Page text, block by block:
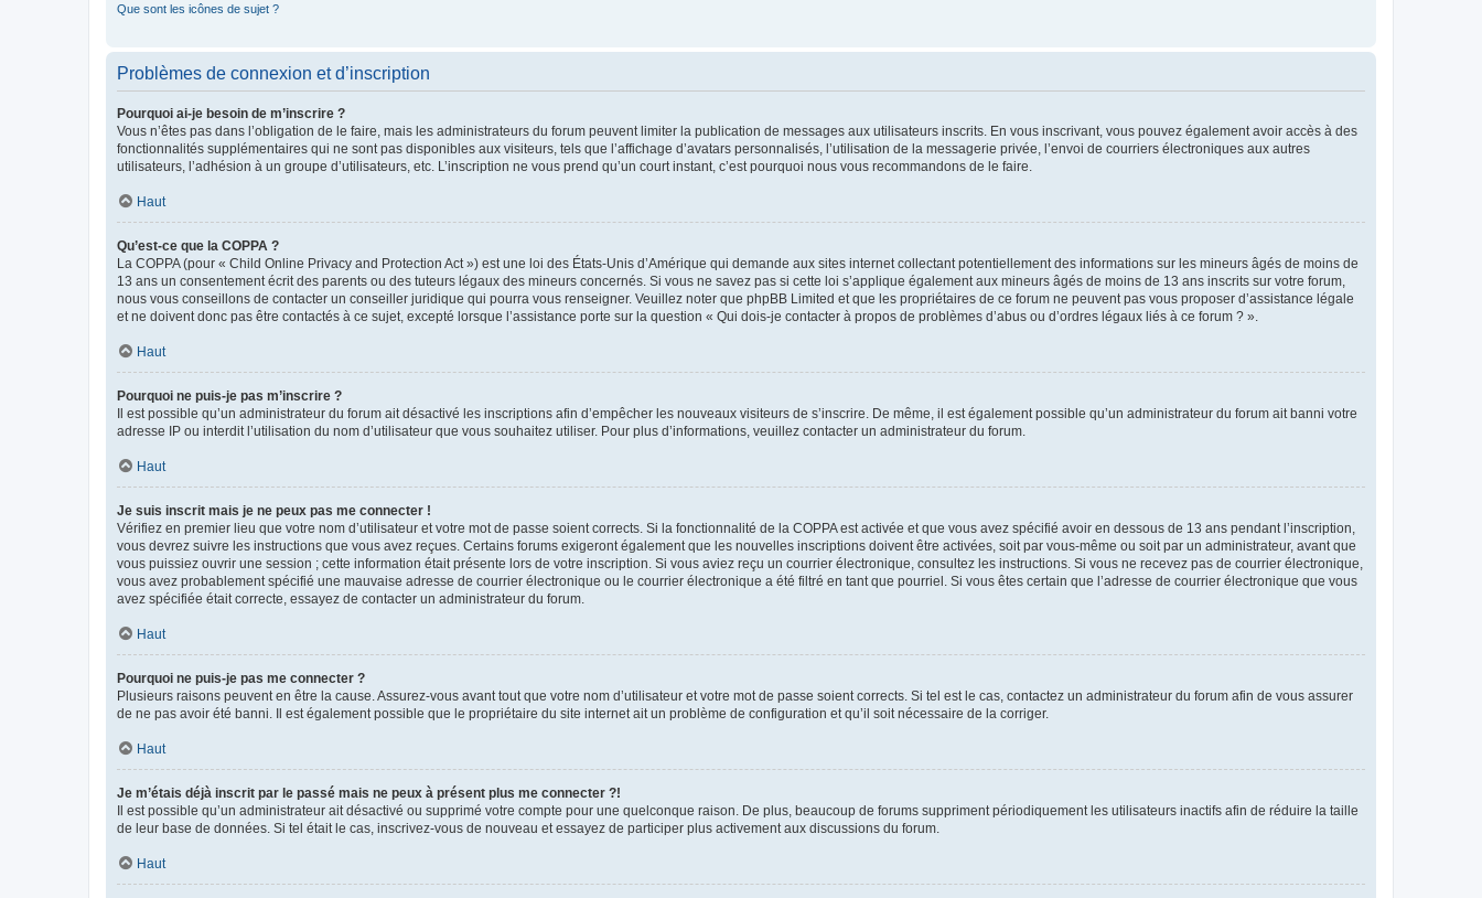
Que sont les icônes de sujet ?
Problèmes de connexion et d’inscription
Pourquoi ai-je besoin de m’inscrire ?
Vous n’êtes pas dans l’obligation de le faire, mais les administrateurs du forum peuvent limiter la publication de messages aux utilisateurs inscrits. En vous inscrivant, vous pouvez également avoir accès à des
fonctionnalités supplémentaires qui ne sont pas disponibles aux visiteurs, tels que l’affichage d’avatars personnalisés, l’utilisation de la messagerie privée, l’envoi de courriers électroniques aux autres
utilisateurs, l’adhésion à un groupe d’utilisateurs, etc. L’inscription ne vous prend qu’un court instant, c’est pourquoi nous vous recommandons de le faire.
Haut
Qu’est-ce que la COPPA ?
La COPPA (pour « Child Online Privacy and Protection Act ») est une loi des États-Unis d’Amérique qui demande aux sites internet collectant potentiellement des informations sur les mineurs âgés de moins de
13 ans un consentement écrit des parents ou des tuteurs légaux des mineurs concernés. Si vous ne savez pas si cette loi s’applique également aux mineurs âgés de moins de 13 ans inscrits sur votre forum,
nous vous conseillons de contacter un conseiller juridique qui pourra vous renseigner. Veuillez noter que phpBB Limited et que les propriétaires de ce forum ne peuvent pas vous proposer d’assistance légale
et ne doivent donc pas être contactés à ce sujet, excepté lorsque l’assistance porte sur la question « Qui dois-je contacter à propos de problèmes d’abus ou d’ordres légaux liés à ce forum ? ».
Haut
Pourquoi ne puis-je pas m’inscrire ?
Il est possible qu’un administrateur du forum ait désactivé les inscriptions afin d’empêcher les nouveaux visiteurs de s’inscrire. De même, il est également possible qu’un administrateur du forum ait banni votre
adresse IP ou interdit l’utilisation du nom d’utilisateur que vous souhaitez utiliser. Pour plus d’informations, veuillez contacter un administrateur du forum.
Haut
Je suis inscrit mais je ne peux pas me connecter !
Vérifiez en premier lieu que votre nom d’utilisateur et votre mot de passe soient corrects. Si la fonctionnalité de la COPPA est activée et que vous avez spécifié avoir en dessous de 13 ans pendant l’inscription,
vous devrez suivre les instructions que vous avez reçues. Certains forums exigeront également que les nouvelles inscriptions doivent être activées, soit par vous-même ou soit par un administrateur, avant que
vous puissiez ouvrir une session ; cette information était présente lors de votre inscription. Si vous aviez reçu un courrier électronique, consultez les instructions. Si vous ne recevez pas de courrier électronique,
vous avez probablement spécifié une mauvaise adresse de courrier électronique ou le courrier électronique a été filtré en tant que pourriel. Si vous êtes certain que l’adresse de courrier électronique que vous
avez spécifiée était correcte, essayez de contacter un administrateur du forum.
Haut
Pourquoi ne puis-je pas me connecter ?
Plusieurs raisons peuvent en être la cause. Assurez-vous avant tout que votre nom d’utilisateur et votre mot de passe soient corrects. Si tel est le cas, contactez un administrateur du forum afin de vous assurer
de ne pas avoir été banni. Il est également possible que le propriétaire du site internet ait un problème de configuration et qu’il soit nécessaire de la corriger.
Haut
Je m’étais déjà inscrit par le passé mais ne peux à présent plus me connecter ?!
Il est possible qu’un administrateur ait désactivé ou supprimé votre compte pour une quelconque raison. De plus, beaucoup de forums suppriment périodiquement les utilisateurs inactifs afin de réduire la taille
de leur base de données. Si tel était le cas, inscrivez-vous de nouveau et essayez de participer plus activement aux discussions du forum.
Haut